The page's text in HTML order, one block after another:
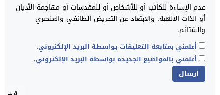
عدم الإساءة للكاتب أو للأشخاص أو للمقدسات أو مهاجمة الأديان
أو الذات الالهية. والابتعاد عن التحريض الطائفي والعنصري
والشتائم.
أعلمني بمتابعة التعليقات بواسطة البريد الإلكتروني.
أعلمني بالمواضيع الجديدة بواسطة البريد الإلكتروني.